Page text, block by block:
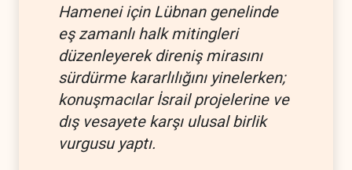
Hamenei için Lübnan genelinde
eş zamanlı halk mitingleri
düzenleyerek direniş mirasını
sürdürme kararlılığını yinelerken;
konuşmacılar İsrail projelerine ve
dış vesayete karşı ulusal birlik
vurgusu yaptı.